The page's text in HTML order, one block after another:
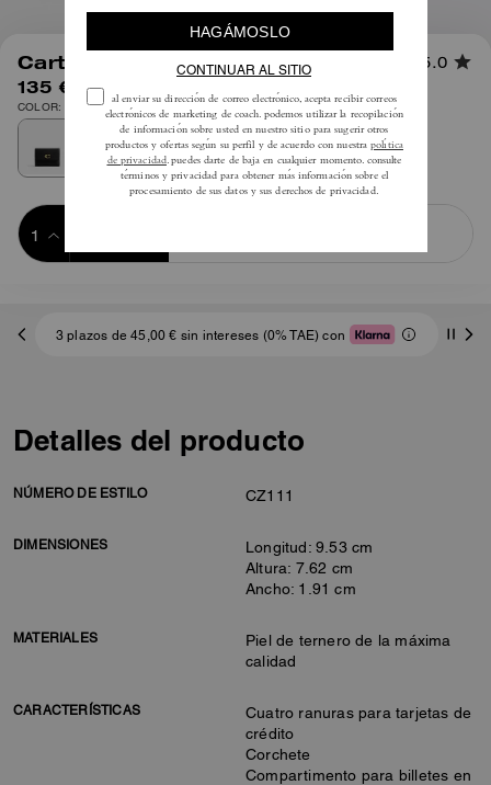
Cartera Porta Tarjetas Esencial 5.0
135 €
COLOR: Latón/Negro
3 plazos de 45,00 € sin intereses (0% TAE) con
Detalles del producto
NÚMERO DE ESTILO CZ111
DIMENSIONES
Longitud: 9.53 cm
Altura: 7.62 cm
Ancho: 1.91 cm
MATERIALES
Piel de ternero de la máxima
calidad
CARACTERÍSTICAS
Cuatro ranuras para tarjetas de
crédito
Corchete
Compartimento para billetes en